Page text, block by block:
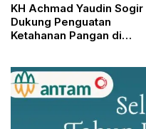
KH Achmad Yaudin Sogir
Dukung Penguatan
Ketahanan Pangan di
Prabowo Subianto